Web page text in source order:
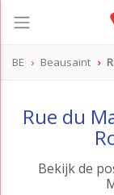
BE Beausaint
Rue du
Bekijk de